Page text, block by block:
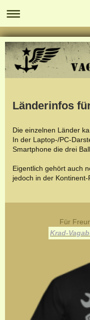
Länderinfos
Die einzelnen Länder
In der Laptop-/PC-
Smartphone die drei
Eigentlich gehört auch
jedoch in der
Für
Krad-